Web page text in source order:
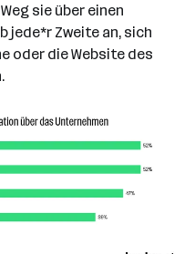
sie über einen
jede*r Zweite an, sich
oder die Website des